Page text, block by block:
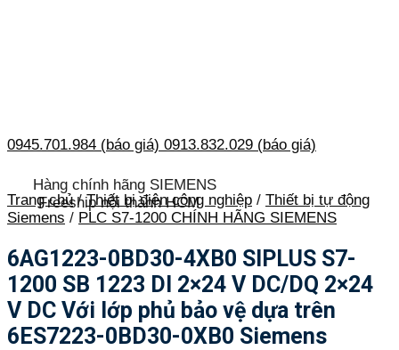
0945.701.984 (báo giá) 0913.832.029 (báo giá)
Hàng chính hãng SIEMENS
Freeship nội thành HCM
Trang chủ / Thiết bị điện công nghiệp / Thiết bị tự động
Siemens / PLC S7-1200 CHÍNH HÃNG SIEMENS
6AG1223-0BD30-4XB0 SIPLUS S7-
1200 SB 1223 DI 2×24 V DC/DQ 2×24
V DC Với lớp phủ bảo vệ dựa trên
6ES7223-0BD30-0XB0 Siemens